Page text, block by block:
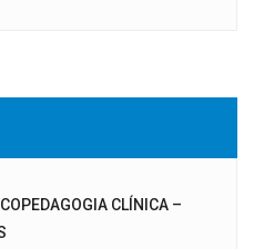
CLÍNICA –